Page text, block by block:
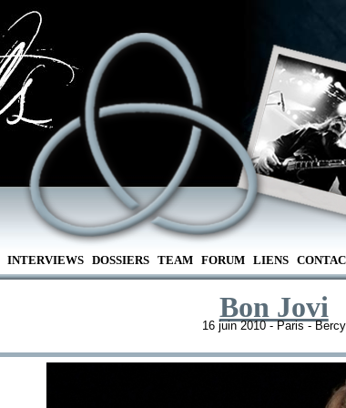
INTERVIEWS DOSSIERS TEAM FORUM LIENS
Bon Jovi
16 juin 2010 - Paris - Bercy